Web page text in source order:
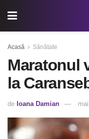
Acasă Sănătate
Maratonul
la
de Ioana Damian